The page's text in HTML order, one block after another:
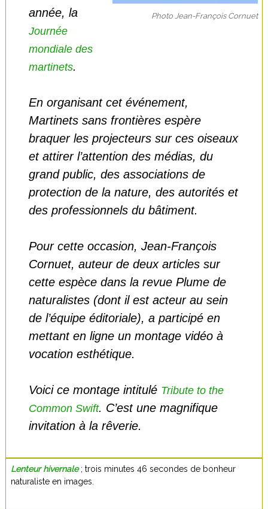
Photo Jean-François Cornuet
année, la
Journée
mondiale des
martinets.
En organisant cet événement,
Martinets sans frontières espère
braquer les projecteurs sur ces oiseaux
et attirer l’attention des médias, du
grand public, des associations de
protection de la nature, des autorités et
des professionnels du bâtiment.
Pour cette occasion, Jean-François
Cornuet, auteur de deux articles sur
cette espèce dans la revue Plume de
naturalistes (dont il est acteur au sein
de l’équipe éditoriale), a participé en
mettant en ligne un montage vidéo à
vocation esthétique.
Voici ce montage intitulé Tribute to the
Common Swift. C’est une magnifique
invitation à la rêverie.
Lenteur hivernale; trois minutes 46 secondes de bonheur
naturaliste en images.